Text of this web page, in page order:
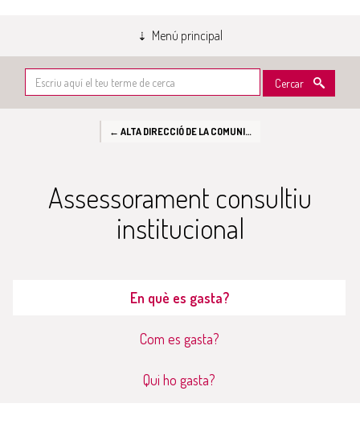
Menú principal
Cercar
← ALTA DIRECCIÓ DE LA COMUNITAT AUTÒNOMA I GOVERN
Assessorament consultiu
institucional
En què es gasta?
Com es gasta?
Qui ho gasta?